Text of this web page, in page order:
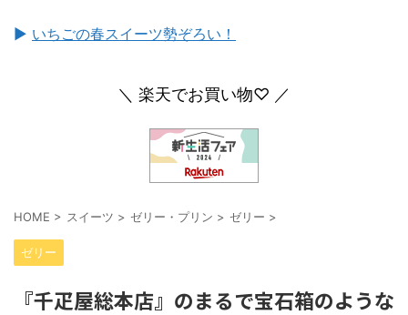
► いちごの春スイーツ勢ぞろい！
＼ 楽天でお買い物♡ ／
HOME > スイーツ > ゼリー・プリン > ゼリー >
ゼリー
『千疋屋総本店』のまるで宝石箱のような